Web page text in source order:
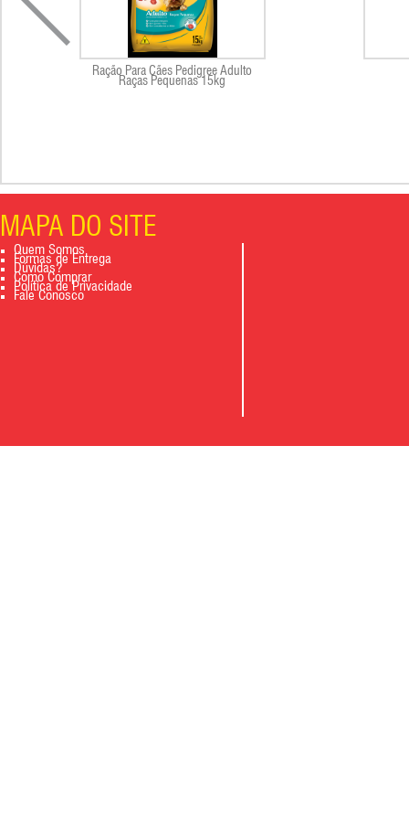
Ração Para Cães Pedigree Adulto
Raças Pequenas 15kg
MAPA DO SITE
Quem Somos
Formas de Entrega
Dúvidas?
Como Comprar
Política de Privacidade
Fale Conosco